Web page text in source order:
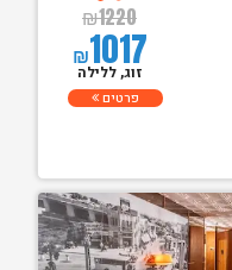
₪1220
₪1017
זוג, ללילה
פרטים